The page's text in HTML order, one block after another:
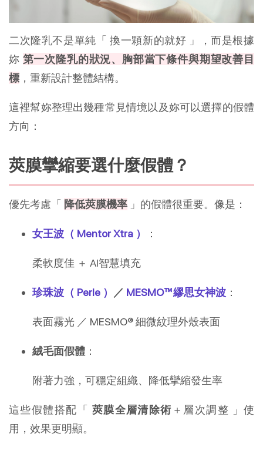
二次隆乳不是單純「 換一顆新的就好 」，而是根據
妳 第一次隆乳的狀況、胸部當下條件與期望改善目
標 ，重新設計整體結構。
這裡幫妳整理出幾種常見情境以及妳可以選擇的假體
方向：
莢膜攣縮要選什麼假體？
優先考慮「 降低莢膜機率 」的假體很重要。像是：
女王波（ Mentor Xtra ） ：
柔軟度佳 ＋ AI智慧填充
珍珠波（ Perle ） ／ MESMO™繆思女神波 ：
表面霧光 ／ MESMO® 細微紋理外殼表面
絨毛面假體 ：
附著力強，可穩定組織、降低攣縮發生率
這些假體搭配「 莢膜全層清除術 ＋層次調整 」使
用，效果更明顯。